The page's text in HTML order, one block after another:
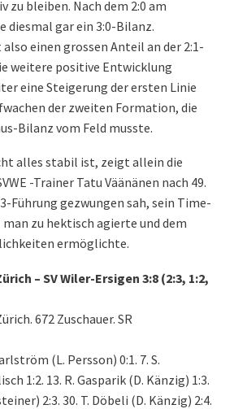
zu bleiben. Nach dem 2:0 am
gar ein 3:0-Bilanz.
einen grossen Anteil an der 2:1-
weitere positive Entwicklung
eine Steigerung der ersten Linie
der zweiten Formation, die
Bilanz vom Feld musste.
alles stabil ist, zeigt allein die
-Trainer Tatu Väänänen nach 49.
Führung gezwungen sah, sein Time-
zu hektisch agierte und dem
ermöglichte.
– SV Wiler-Ersigen 3:8 (2:3, 1:2,
672 Zuschauer. SR
(L. Persson) 0:1. 7. S.
1:2. 13. R. Gasparik (D. Känzig) 1:3.
2:3. 30. T. Döbeli (D. Känzig) 2:4.